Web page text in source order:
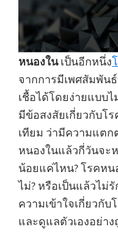
หนองในเป็นอีกหนึ่ง
จากการมีเพศสัมพัน
เชื้อได้โดยง่ายแบบ
มีข้อสงสัยเกี่ยวกับโ
เทียม ว่ามีความแตก
หนองในแล้วกี่วันจะ
น้อยแค่ไหน? โรคห
ไม่? หรือเป็นแล้วไม่
ความเข้าใจเกี่ยวกั
และดูแลตัวเองอย่าง